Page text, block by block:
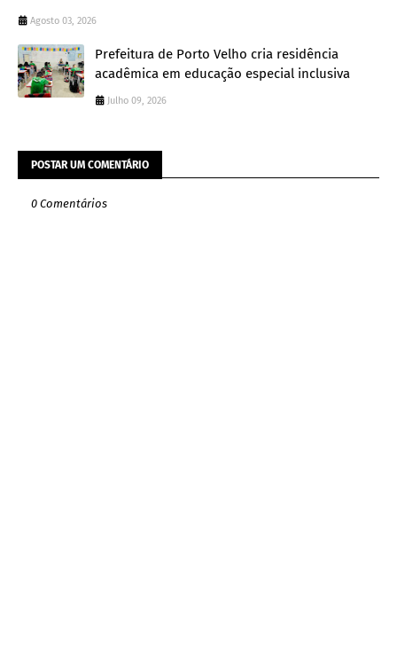
Agosto 03, 2026
Prefeitura de Porto Velho cria residência
acadêmica em educação especial inclusiva
Julho 09, 2026
POSTAR UM COMENTÁRIO
0 Comentários